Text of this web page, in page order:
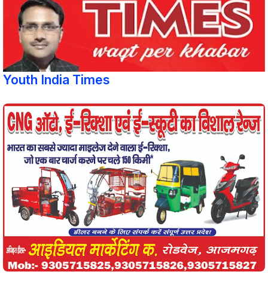
Youth India Times